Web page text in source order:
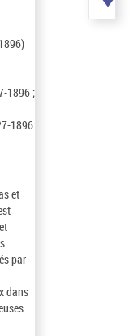
1896 ;
1896
et
par
dans